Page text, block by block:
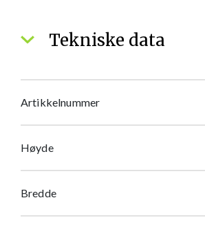
Tekniske data
Artikkelnummer
Høyde
Bredde